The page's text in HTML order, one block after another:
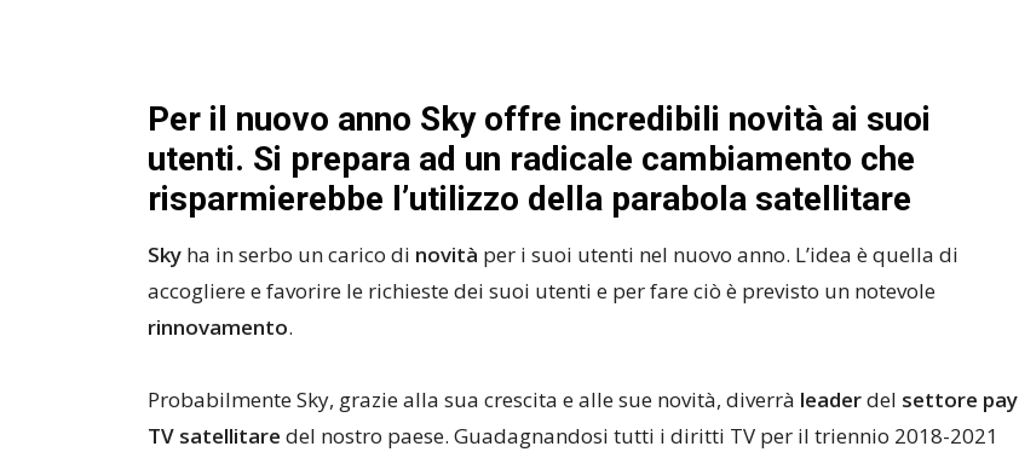
Per il nuovo anno Sky offre incredibili novità ai suoi
utenti. Si prepara ad un radicale cambiamento che
risparmierebbe l’utilizzo della parabola satellitare
Sky ha in serbo un carico di novità per i suoi utenti nel nuovo anno. L’idea è quella di
accogliere e favorire le richieste dei suoi utenti e per fare ciò è previsto un notevole
rinnovamento.
Probabilmente Sky, grazie alla sua crescita e alle sue novità, diverrà leaderdel settore pay
TV satellitare del nostro paese. Guadagnandosi tutti i diritti TV per il triennio 2018-2021